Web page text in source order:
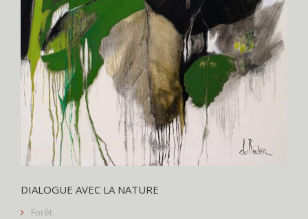
DIALOGUE AVEC LA NATURE
Forêt